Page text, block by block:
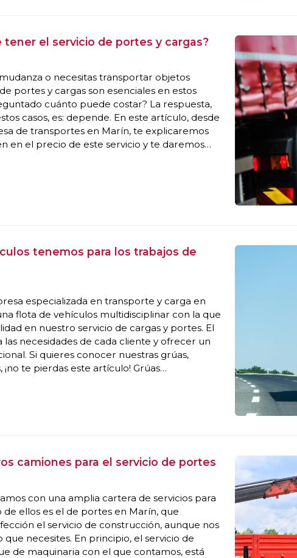
tener el servicio de portes y cargas?
o necesitas transportar objetos
portes y cargas son esenciales en estos
cuánto puede costar? La respuesta,
casos, es: depende. En este artículo, desde
de transportes en Marín, te explicaremos
en el precio de este servicio y te daremos
tenemos para los trabajos de
especializada en transporte y carga en
flota de vehículos multidisciplinar con la que
en nuestro servicio de cargas y portes. El
las necesidades de cada cliente y ofrecer un
Si quieres conocer nuestras grúas,
te pierdas este artículo! Grúas
camiones para el servicio de portes
con una amplia cartera de servicios para
de ellos es el de portes en Marín, que
el servicio de construcción, aunque nos
que necesites. En principio, el servicio de
de maquinaria con el que contamos, está